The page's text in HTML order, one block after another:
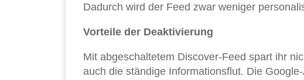
Dadurch wird der Feed zwar weniger
Vorteile der Deaktivierung
Mit abgeschaltetem Discover-Feed spart ihr
auch die ständige Informationsflut. Die